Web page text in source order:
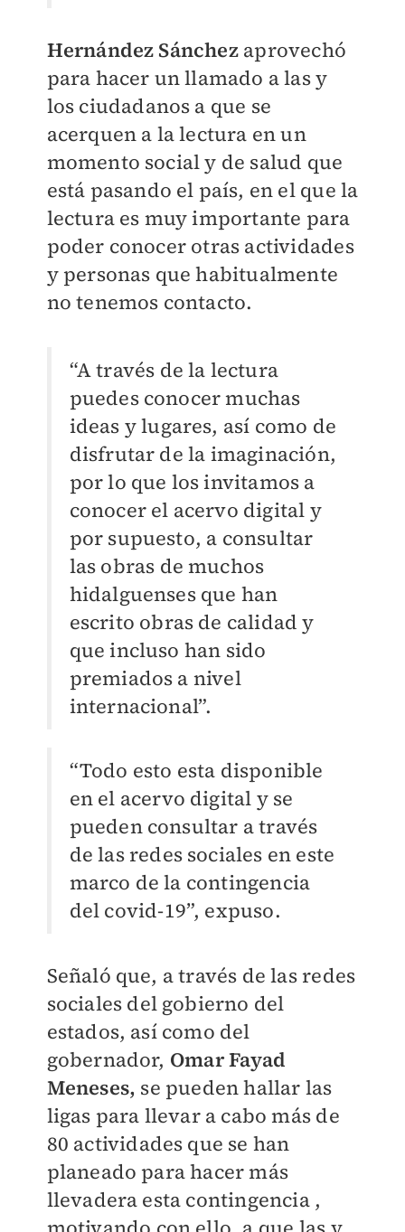
Hernández Sánchezaprovechó
para hacer un llamado a las y
los ciudadanos a que se
acerquen a la lectura en un
momento social y de salud que
está pasando el país, en el que la
lectura es muy importante para
poder conocer otras actividades
y personas que habitualmente
no tenemos contacto.
“A través de la lectura
puedes conocer muchas
ideas y lugares, así como de
disfrutar de la imaginación,
por lo que los invitamos a
conocer el acervo digital y
por supuesto, a consultar
las obras de muchos
hidalguenses que han
escrito obras de calidad y
que incluso han sido
premiados a nivel
internacional”.
“Todo esto esta disponible
en el acervo digital y se
pueden consultar a través
de las redes sociales en este
marco de la contingencia
del covid-19”, expuso.
Señaló que, a través de las redes
sociales del gobierno del
estados, así como del
gobernador, Omar Fayad
Meneses, se pueden hallar las
ligas para llevar a cabo más de
80 actividades que se han
planeado para hacer más
llevadera esta contingencia ,